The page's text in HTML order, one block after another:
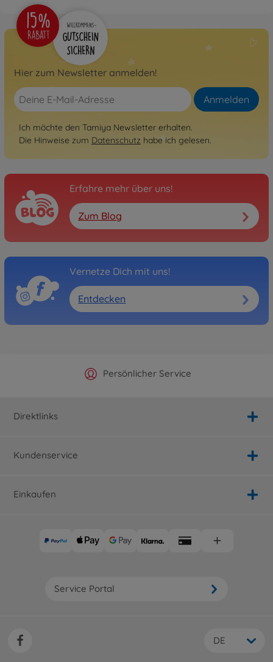
Hier zum Newsletter anmelden!
Anmelden
Ich möchte den Tamiya Newsletter erhalten.
Die Hinweise zum Datenschutz habe ich gelesen.
Erfahre mehr über uns!
Zum Blog
Vernetze Dich mit uns!
Entdecken
Offizieller Hersteller Shop
Persönlicher Service
Versandkostenfrei ab 25€
Schnelle Lieferung
Direktlinks
Kundenservice
Einkaufen
Service Portal
DE